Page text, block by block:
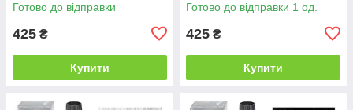
50мл
Готово до відправки
425 ₴
Купити
50мл
Готово до відправки 1 од.
425 ₴
Купити